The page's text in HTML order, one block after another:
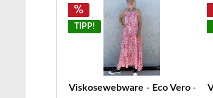
TIPP!
Viskosewebware - Eco Vero - "